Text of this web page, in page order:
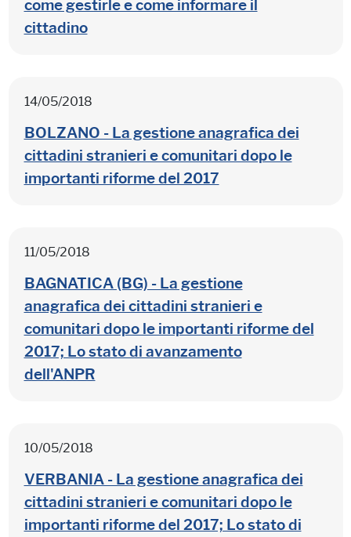
come gestirle e come informare il
cittadino
14/05/2018
BOLZANO - La gestione anagrafica dei
cittadini stranieri e comunitari dopo le
importanti riforme del 2017
11/05/2018
BAGNATICA (BG) - La gestione
anagrafica dei cittadini stranieri e
comunitari dopo le importanti riforme del
2017; Lo stato di avanzamento
dell'ANPR
10/05/2018
VERBANIA - La gestione anagrafica dei
cittadini stranieri e comunitari dopo le
importanti riforme del 2017; Lo stato di